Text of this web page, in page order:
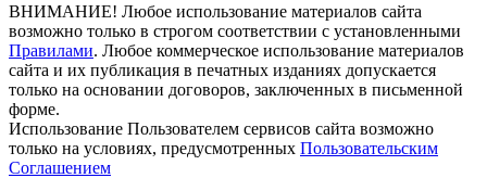
ВНИМАНИЕ! Любое использование материалов сайта
возможно только в строгом соответствии с установленными
Правилами. Любое коммерческое использование материалов
сайта и их публикация в печатных изданиях допускается
только на основании договоров, заключенных в письменной
форме.
Использование Пользователем сервисов сайта возможно
только на условиях, предусмотренных Пользовательским
Соглашением